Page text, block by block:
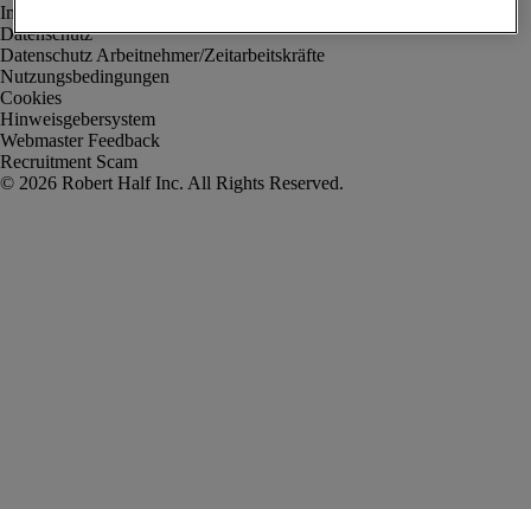
Impressum
Datenschutz
Datenschutz Arbeitnehmer/Zeitarbeitskräfte
Nutzungsbedingungen
Cookies
Hinweisgebersystem
Webmaster Feedback
Recruitment Scam